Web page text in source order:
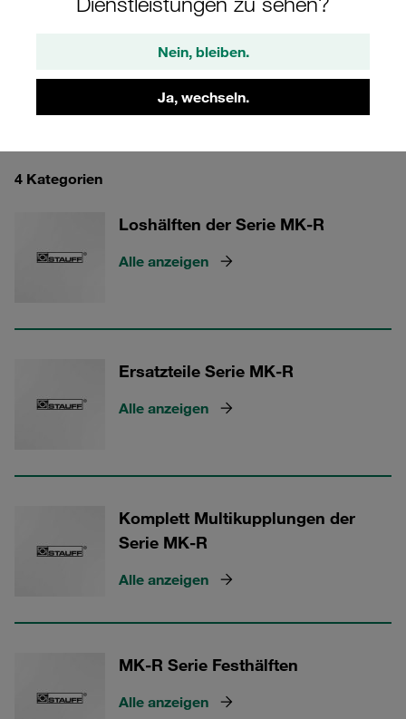
Nein, bleiben.
Ja, wechseln.
sind für diese Anwendung ausgelegt.
Multikupplungen QRC-MK für 4 Leitungen
4 Kategorien
Loshälften der Serie MK-R
Alle anzeigen
Ersatzteile Serie MK-R
Alle anzeigen
Komplett Multikupplungen der
Serie MK-R
Alle anzeigen
MK-R Serie Festhälften
Alle anzeigen